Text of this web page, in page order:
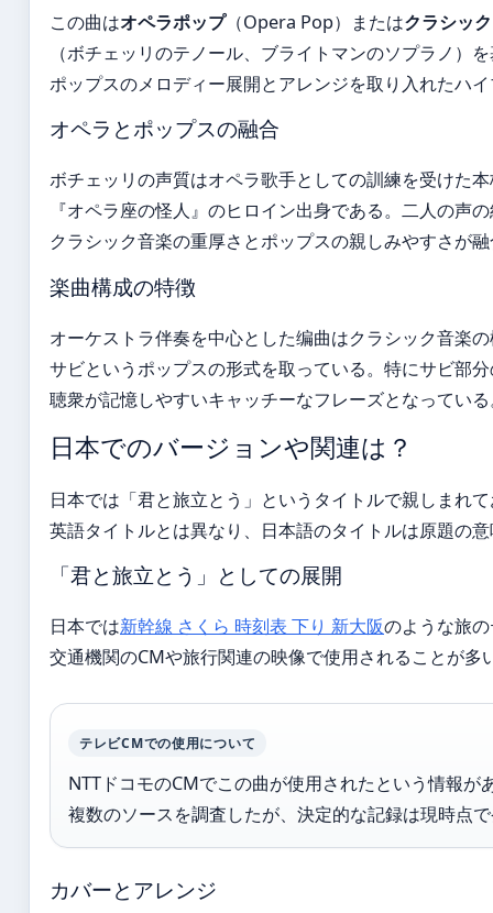
この曲はオペラポップ（Opera Pop）またはクラシッ
（ボチェッリのテノール、ブライトマンのソプラノ）
ポップスのメロディー展開とアレンジを取り入れたハ
オペラとポップスの融合
ボチェッリの声質はオペラ歌手としての訓練を受けた
『オペラ座の怪人』のヒロイン出身である。二人の声
クラシック音楽の重厚さとポップスの親しみやすさが
楽曲構成の特徴
オーケストラ伴奏を中心とした编曲はクラシック音楽
サビというポップスの形式を取っている。特にサビ部
聴衆が記憶しやすいキャッチーなフレーズとなってい
日本でのバージョンや関連は？
日本では「君と旅立とう」というタイトルで親しまれ
英語タイトルとは異なり、日本語のタイトルは原題の
「君と旅立とう」としての展開
日本では新幹線 さくら 時刻表 下り 新大阪のような旅
交通機関のCMや旅行関連の映像で使用されることが
テレビCMでの使用について
NTTドコモのCMでこの曲が使用されたという情報
複数のソースを調査したが、決定的な記録は現時点
カバーとアレンジ